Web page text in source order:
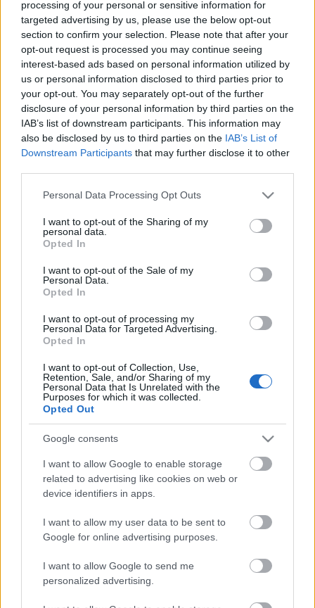
processing of your personal or sensitive information for
targeted advertising by us, please use the below opt-out
section to confirm your selection. Please note that after your
opt-out request is processed you may continue seeing
interest-based ads based on personal information utilized by
us or personal information disclosed to third parties prior to
your opt-out. You may separately opt-out of the further
disclosure of your personal information by third parties on the
IAB’s list of downstream participants. This information may
also be disclosed by us to third parties on the IAB’s List of
Downstream Participants that may further disclose it to other
Please note that this website/app uses one or more Google
not limited to your visit or usage behaviour. You may click to
grant or deny consent to Google and its third-party tags to
use your data for below specified purposes in below Google
consent section.
Personal Data Processing Opt Outs
I want to opt-out of the Sharing of my
personal data.
Opted In
I want to opt-out of the Sale of my
Personal Data.
Opted In
I want to opt-out of processing my
Personal Data for Targeted Advertising.
Opted In
I want to opt-out of Collection, Use,
Retention, Sale, and/or Sharing of my
Personal Data that Is Unrelated with the
Purposes for which it was collected.
Opted Out
Google consents
I want to allow Google to enable storage
related to advertising like cookies on web or
device identifiers in apps.
I want to allow my user data to be sent to
Google for online advertising purposes.
I want to allow Google to send me
personalized advertising.
LEGFRISSEBB
Amire többmillióan vártunk: szombattól
másodfokúra csökken a riasztás
Helyi hírek
Látlelet a hazai víziközművekről?
Bicske vízellátása
termeléssel tehermentesíti a
villamosenergia-rendszert a STRABAG
HIRDETÉS
Látlelet a hazai víziközművekről?
Egyetlen, fél évszázados vezetéken
múlt Bicske vízellátása